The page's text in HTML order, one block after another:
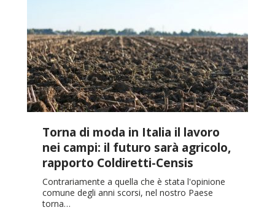
Torna di moda in Italia il lavoro
nei campi: il futuro sarà agricolo,
rapporto Coldiretti-Censis
Contrariamente a quella che è stata l'opinione
comune degli anni scorsi, nel nostro Paese
torna…